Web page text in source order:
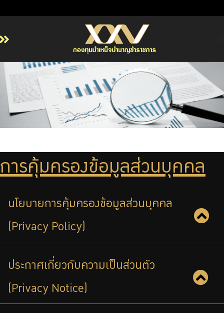
หน้าหลัก
เกี่ยวกับ กบข.
บริการสมาชิก
การบริหารความเสี่ยง
รายงานผลการดำเนินงาน
ข่าวสารและกิจกรรม
บริการเจ้าหน้าที่ส่วนราชการ
การคุ้มครองข้อมูลส่วนบุคคล
นโยบายการคุ้มครองข้อมูลส่วนบุคคล
(Privacy Policy)
ประกาศเกี่ยวกับความเป็นส่วนตัว
(Privacy Notice)